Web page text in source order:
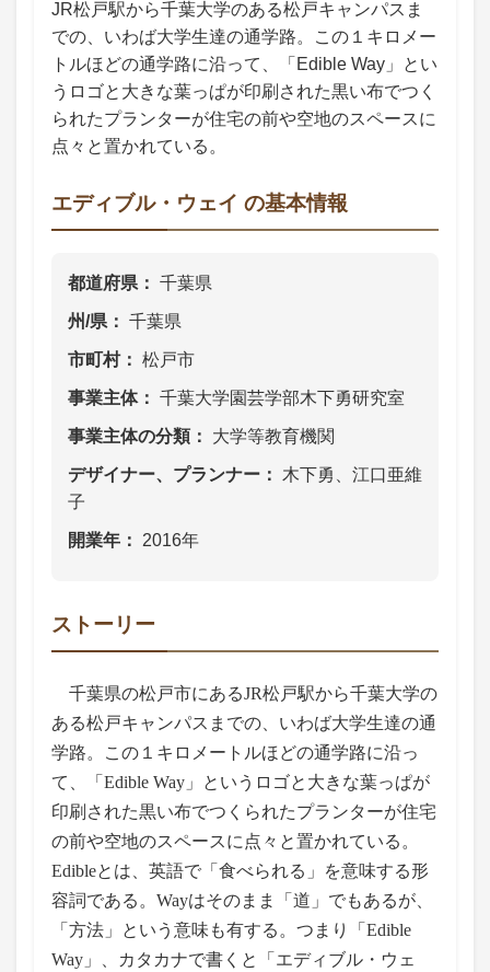
JR松戸駅から千葉大学のある松戸キャンパスま
での、いわば大学生達の通学路。この１キロメー
トルほどの通学路に沿って、「Edible Way」とい
うロゴと大きな葉っぱが印刷された黒い布でつく
られたプランターが住宅の前や空地のスペースに
点々と置かれている。
エディブル・ウェイ の基本情報
都道府県 千葉県
州/県 千葉県
市町村 松戸市
事業主体 千葉大学園芸学部木下勇研究室
事業主体の分類 大学等教育機関
デザイナー、プランナー
木下勇、江口亜維
子
開業年 2016年
ストーリー
千葉県の松戸市にあるJR松戸駅から千葉大学の
ある松戸キャンパスまでの、いわば大学生達の通
学路。この１キロメートルほどの通学路に沿っ
て、「Edible Way」というロゴと大きな葉っぱが
印刷された黒い布でつくられたプランターが住宅
の前や空地のスペースに点々と置かれている。
Edibleとは、英語で「食べられる」を意味する形
容詞である。Wayはそのまま「道」でもあるが、
「方法」という意味も有する。つまり「Edible
Way」、カタカナで書くと「エディブル・ウェ